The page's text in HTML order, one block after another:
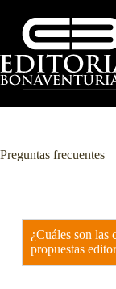
Preguntas frecuentes
¿Cuáles son las
propuestas